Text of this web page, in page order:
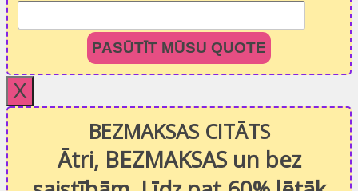
PASŪTĪT MŪSU QUOTE
X
BEZMAKSAS CITĀTS
Ātri, BEZMAKSAS un bez